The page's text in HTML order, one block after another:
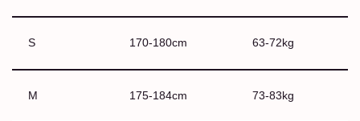
S 170-180cm 63-72kg
M 175-184cm 73-83kg